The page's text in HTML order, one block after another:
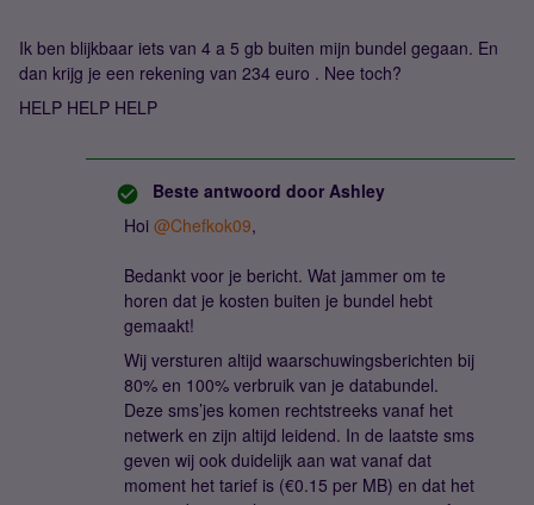
Ik ben blijkbaar iets van 4 a 5 gb buiten mijn bundel gegaan. En
dan krijg je een rekening van 234 euro . Nee toch?
HELP HELP HELP
Beste antwoord door Ashley
Hoi @Chefkok09,
Bedankt voor je bericht. Wat jammer om te
horen dat je kosten buiten je bundel hebt
gemaakt!
Wij versturen altijd waarschuwingsberichten bij
80% en 100% verbruik van je databundel.
Deze sms’jes komen rechtstreeks vanaf het
netwerk en zijn altijd leidend. In de laatste sms
geven wij ook duidelijk aan wat vanaf dat
moment het tarief is (€0.15 per MB) en dat het